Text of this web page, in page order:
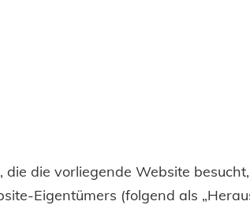
die die vorliegende Website
Eigentümers (folgend als